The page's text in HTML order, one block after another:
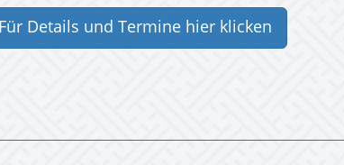
Für Details und Termine hier klicken